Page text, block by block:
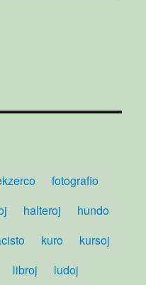
fotografio
halteroj
hundo
kuro
kursoj
libroj
ludoj